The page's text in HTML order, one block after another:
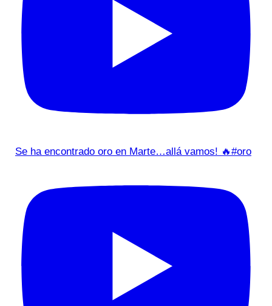
Se ha encontrado oro en Marte…allá vamos! 🔥#oro